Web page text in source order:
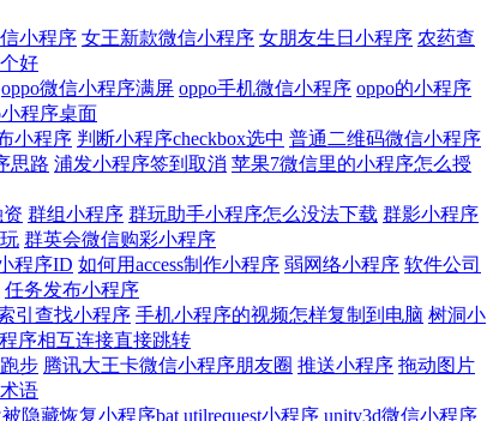
小程序 女王新款微信小程序 女朋友生日小程序 农药查
好
oppo微信小程序满屏 oppo手机微信小程序 oppo的小程序
小程序桌面
小程序 判断小程序checkbox选中 普通二维码微信小程序
思路 浦发小程序签到取消 苹果7微信里的小程序怎么授
群组小程序 群玩助手小程序怎么没法下载 群影小程序
群英会微信购彩小程序
程序ID 如何用access制作小程序 弱网络小程序 软件公司
任务发布小程序
引查找小程序 手机小程序的视频怎样复制到电脑 树洞小
序相互连接直接跳转
步 腾讯大王卡微信小程序朋友圈 推送小程序 拖动图片
语
隐藏恢复小程序bat utilrequest小程序 unity3d微信小程序